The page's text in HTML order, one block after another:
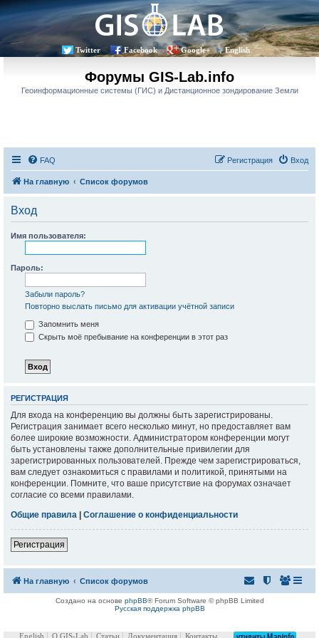
Twitter Facebook Google+ English
Форумы GIS-Lab.info
Геоинформационные системы (ГИС) и Дистанционное зондирование Земли
FAQ Вход
Регистрация
На главную Список форумов
Вход
Имя пользователя:
Пароль:
Забыли пароль?
Повторно выслать письмо для активации учётной записи
Запомнить меня
Скрыть моё пребывание на конференции в этот раз
РЕГИСТРАЦИЯ
Для входа на конференцию вы должны быть зарегистрированы.
Регистрация занимает всего несколько минут, но предоставляет вам
более широкие возможности. Администратором конференции могут
быть установлены также дополнительные привилегии для
зарегистрированных пользователей. Прежде чем зарегистрироваться,
вам следует ознакомиться с правилами и политикой, принятыми на
конференции. Помните, что ваше присутствие на форумах означает
согласие со всеми правилами.
Общие правила | Соглашение о конфиденциальности
Регистрация
На главную Список форумов
Создано на основе phpBB® Forum Software © phpBB Limited
Русская поддержка phpBB
English О GIS-Lab Статьи Документация Контакты